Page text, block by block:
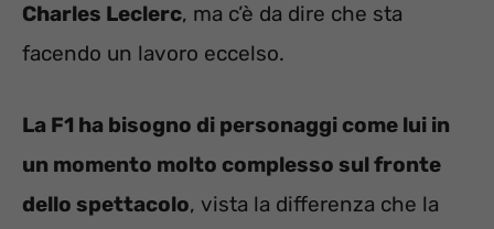
Charles Leclerc, ma c’è da dire che sta
facendo un lavoro eccelso.
La F1 ha bisogno di personaggi come lui in
un momento molto complesso sul fronte
dello spettacolo, vista la differenza che la